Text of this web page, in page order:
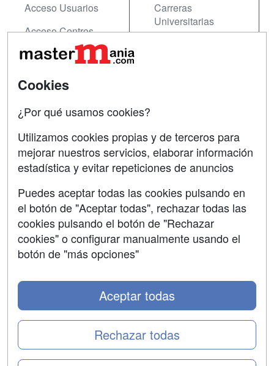
Acceso Usuarios
Acceso Centros
Carreras
Universitarias
Contactar
Copyleft
Grupo formazion:
Copyright 2000-2026 Formazion Web, S.L. - Calle
Cookies
¿Por qué usamos cookies?
Utilizamos cookies propias y de terceros para
mejorar nuestros servicios, elaborar información
estadística y evitar repeticiones de anuncios
Puedes aceptar todas las cookies pulsando en
el botón de "Aceptar todas", rechazar todas las
cookies pulsando el botón de "Rechazar
cookies" o configurar manualmente usando el
botón de "más opciones"
Rechazar todas
Aceptar todas